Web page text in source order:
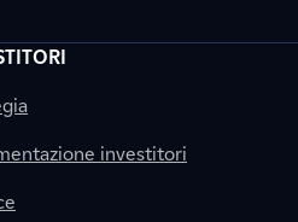
investitori